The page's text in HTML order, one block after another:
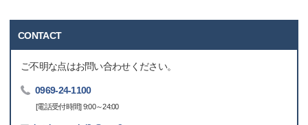
CONTACT
ご不明な点はお問い合わせください。
0969-24-1100
[電話受付時間] 9:00～24:00